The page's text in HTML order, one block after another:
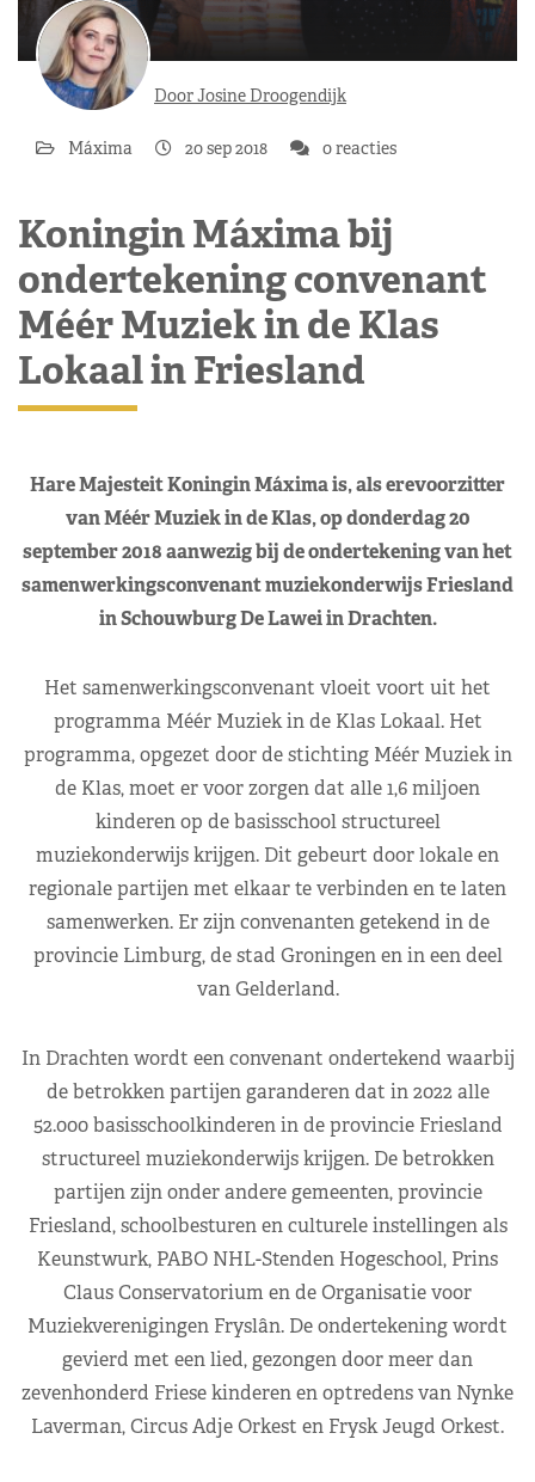
Door Josine Droogendijk
Máxima 20 sep 2018 0 reacties
Koningin Máxima bij
ondertekening convenant
Méér Muziek in de Klas
Lokaal in Friesland
Hare Majesteit Koningin Máxima is, als erevoorzitter
van Méér Muziek in de Klas, op donderdag 20
september 2018 aanwezig bij de ondertekening van het
samenwerkingsconvenant muziekonderwijs Friesland
in Schouwburg De Lawei in Drachten.
Het samenwerkingsconvenant vloeit voort uit het
programma Méér Muziek in de Klas Lokaal. Het
programma, opgezet door de stichting Méér Muziek in
de Klas, moet er voor zorgen dat alle 1,6 miljoen
kinderen op de basisschool structureel
muziekonderwijs krijgen. Dit gebeurt door lokale en
regionale partijen met elkaar te verbinden en te laten
samenwerken. Er zijn convenanten getekend in de
provincie Limburg, de stad Groningen en in een deel
van Gelderland.
In Drachten wordt een convenant ondertekend waarbij
de betrokken partijen garanderen dat in 2022 alle
52.000 basisschoolkinderen in de provincie Friesland
structureel muziekonderwijs krijgen. De betrokken
partijen zijn onder andere gemeenten, provincie
Friesland, schoolbesturen en culturele instellingen als
Keunstwurk, PABO NHL-Stenden Hogeschool, Prins
Claus Conservatorium en de Organisatie voor
Muziekverenigingen Fryslân. De ondertekening wordt
gevierd met een lied, gezongen door meer dan
zevenhonderd Friese kinderen en optredens van Nynke
Laverman, Circus Adje Orkest en Frysk Jeugd Orkest.